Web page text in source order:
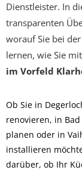
Dienstleister. In
transparenten
worauf Sie bei
lernen, wie Sie
im Vorfeld
Ob Sie in
renovieren, in
planen oder in
installieren
darüber, ob Ihr